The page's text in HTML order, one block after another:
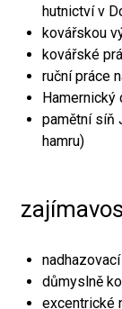
hutnictví v
kovářskou
kovářské
ruční práce
Hamernický
pamětní síň
hamru)
důmyslně
excentrické